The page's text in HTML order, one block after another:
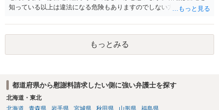
知っている以上は違法になる危険もありますのでしない方が良いで
かと思います。有責配偶者ですので相手方からの離婚は拒否しても仮
に訴訟されても法的に成立しません。質問５は認知すると養育費支払
い、相続権が発生します。合意があれば法的に可能ですが法律で強制
することはできません。質問６は可能です。質問７は不貞行為の写真
もっとみる
都道府県から慰謝料請求したい側に強い弁護士を探す
北海道・東北